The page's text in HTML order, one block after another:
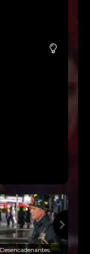
Desencadenantes